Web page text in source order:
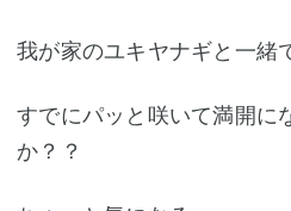
我が家のユキヤナギと一緒
すでにパッと咲いて満開に
か？？